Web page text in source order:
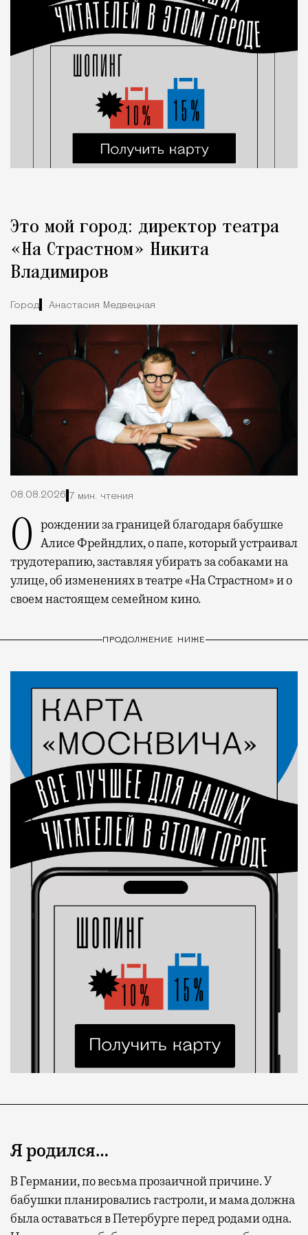
Это мой город: директор театра
«На Страстном» Никита
Владимиров
Город Анастасия Медвецкая
08.08.2026 7 мин. чтения
О рождении за границей благодаря бабушке Алисе Фрейндлих, о папе, который устраивал
трудотерапию, заставляя убирать за собаками на
улице, об изменениях в театре «На Страстном» и о
своем настоящем семейном кино.
ПРОДОЛЖЕНИЕ НИЖЕ
Я родился…
В Германии, по весьма прозаичной причине. У
бабушки планировались гастроли, и мама должна
была оставаться в Петербурге перед родами одна.